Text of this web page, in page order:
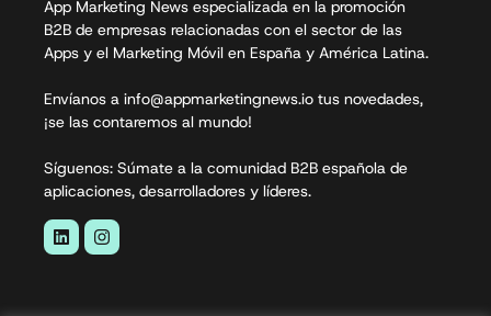
App Marketing News especializada en la promoción
B2B de empresas relacionadas con el sector de las
Apps y el Marketing Móvil en España y América Latina.
Envíanos a info@appmarketingnews.io tus novedades,
¡se las contaremos al mundo!
Síguenos: Súmate a la comunidad B2B española de
aplicaciones, desarrolladores y líderes.